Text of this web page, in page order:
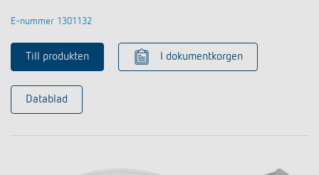
E-nummer 1301132
Till produkten I dokumentkorgen
Datablad